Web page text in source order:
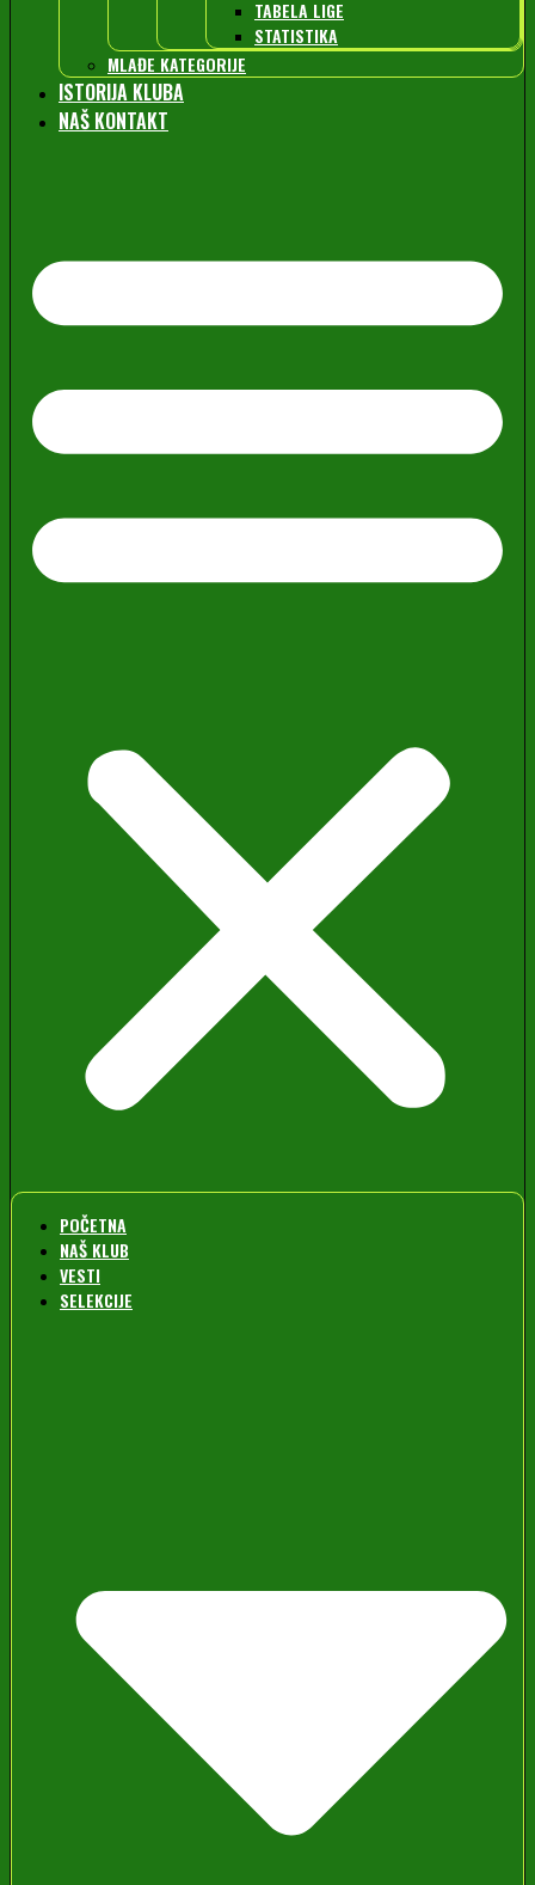
TABELA LIGE
STATISTIKA
MLAĐE KATEGORIJE
ISTORIJA KLUBA
NAŠ KONTAKT
POČETNA
NAŠ KLUB
VESTI
SELEKCIJE